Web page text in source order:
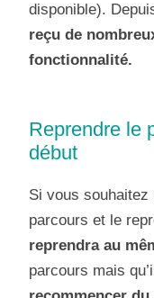
disponible).
reçu de
fonctionnalité.
Reprendre le
début
Si vous souhaitez
parcours et le
reprendra au
parcours mais